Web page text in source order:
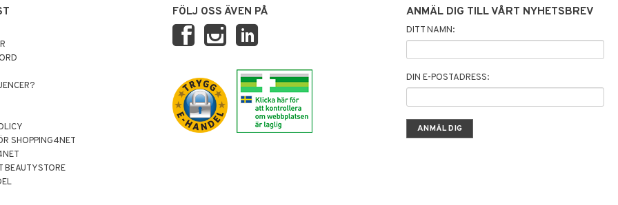
SHOPPING4NET
BEAUTYSTORE
FÖLJ OSS ÄVEN PÅ ANMÄL DIG TILL VÅRT NYHETSBREV
DITT NAMN:
DIN E-POSTADRESS: